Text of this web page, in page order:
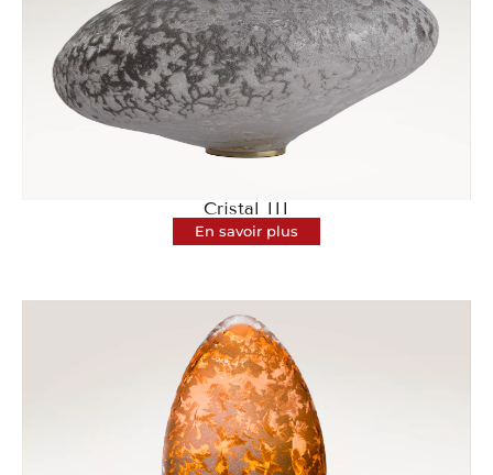
Cristal III
En savoir plus